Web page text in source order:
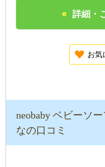
詳細・
お気
neobaby ベビーソ
なの口コミ